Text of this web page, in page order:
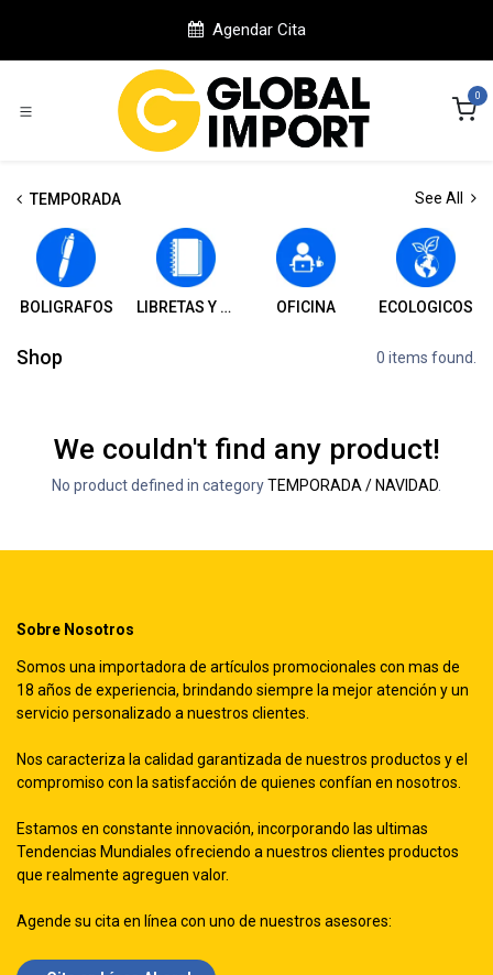
Agendar Cita
0
TEMPORADA See All
BOLIGRAFOS LIBRETAS Y CUADERNOS OFICINA ECOLOGICOS
Shop 0 items found.
We couldn't find any product!
No product defined in categoryTEMPORADA / NAVIDAD
Sobre Nosotros
Somos una importadora de artículos promocionales con mas de
18 años de experiencia, brindando siempre la mejor atención y un
servicio personalizado a nuestros clientes.
Nos caracteriza la calidad garantizada de nuestros productos y el
compromiso con la satisfacción de quienes confían en nosotros.
Estamos en constante innovación, incorporando las ultimas
Tendencias Mundiales ofreciendo a nuestros clientes productos
que realmente agreguen valor.
Agende su cita en línea con uno de nuestros asesores: